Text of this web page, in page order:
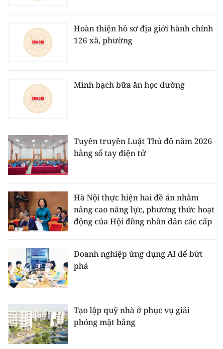
Hoàn thiện hồ sơ địa giới hành chính
126 xã, phường
Minh bạch bữa ăn học đường
Tuyên truyền Luật Thủ đô năm 2026
bằng sổ tay điện tử
Hà Nội thực hiện hai đề án nhằm
nâng cao năng lực, phương thức hoạt
động của Hội đồng nhân dân các cấp
Doanh nghiệp ứng dụng AI để bứt
phá
Tạo lập quỹ nhà ở phục vụ giải
phóng mặt bằng